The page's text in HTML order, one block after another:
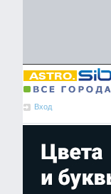
Вход